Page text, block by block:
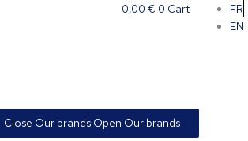
0,00 € 0 Cart
FR
EN
Close Our brands Open Our brands